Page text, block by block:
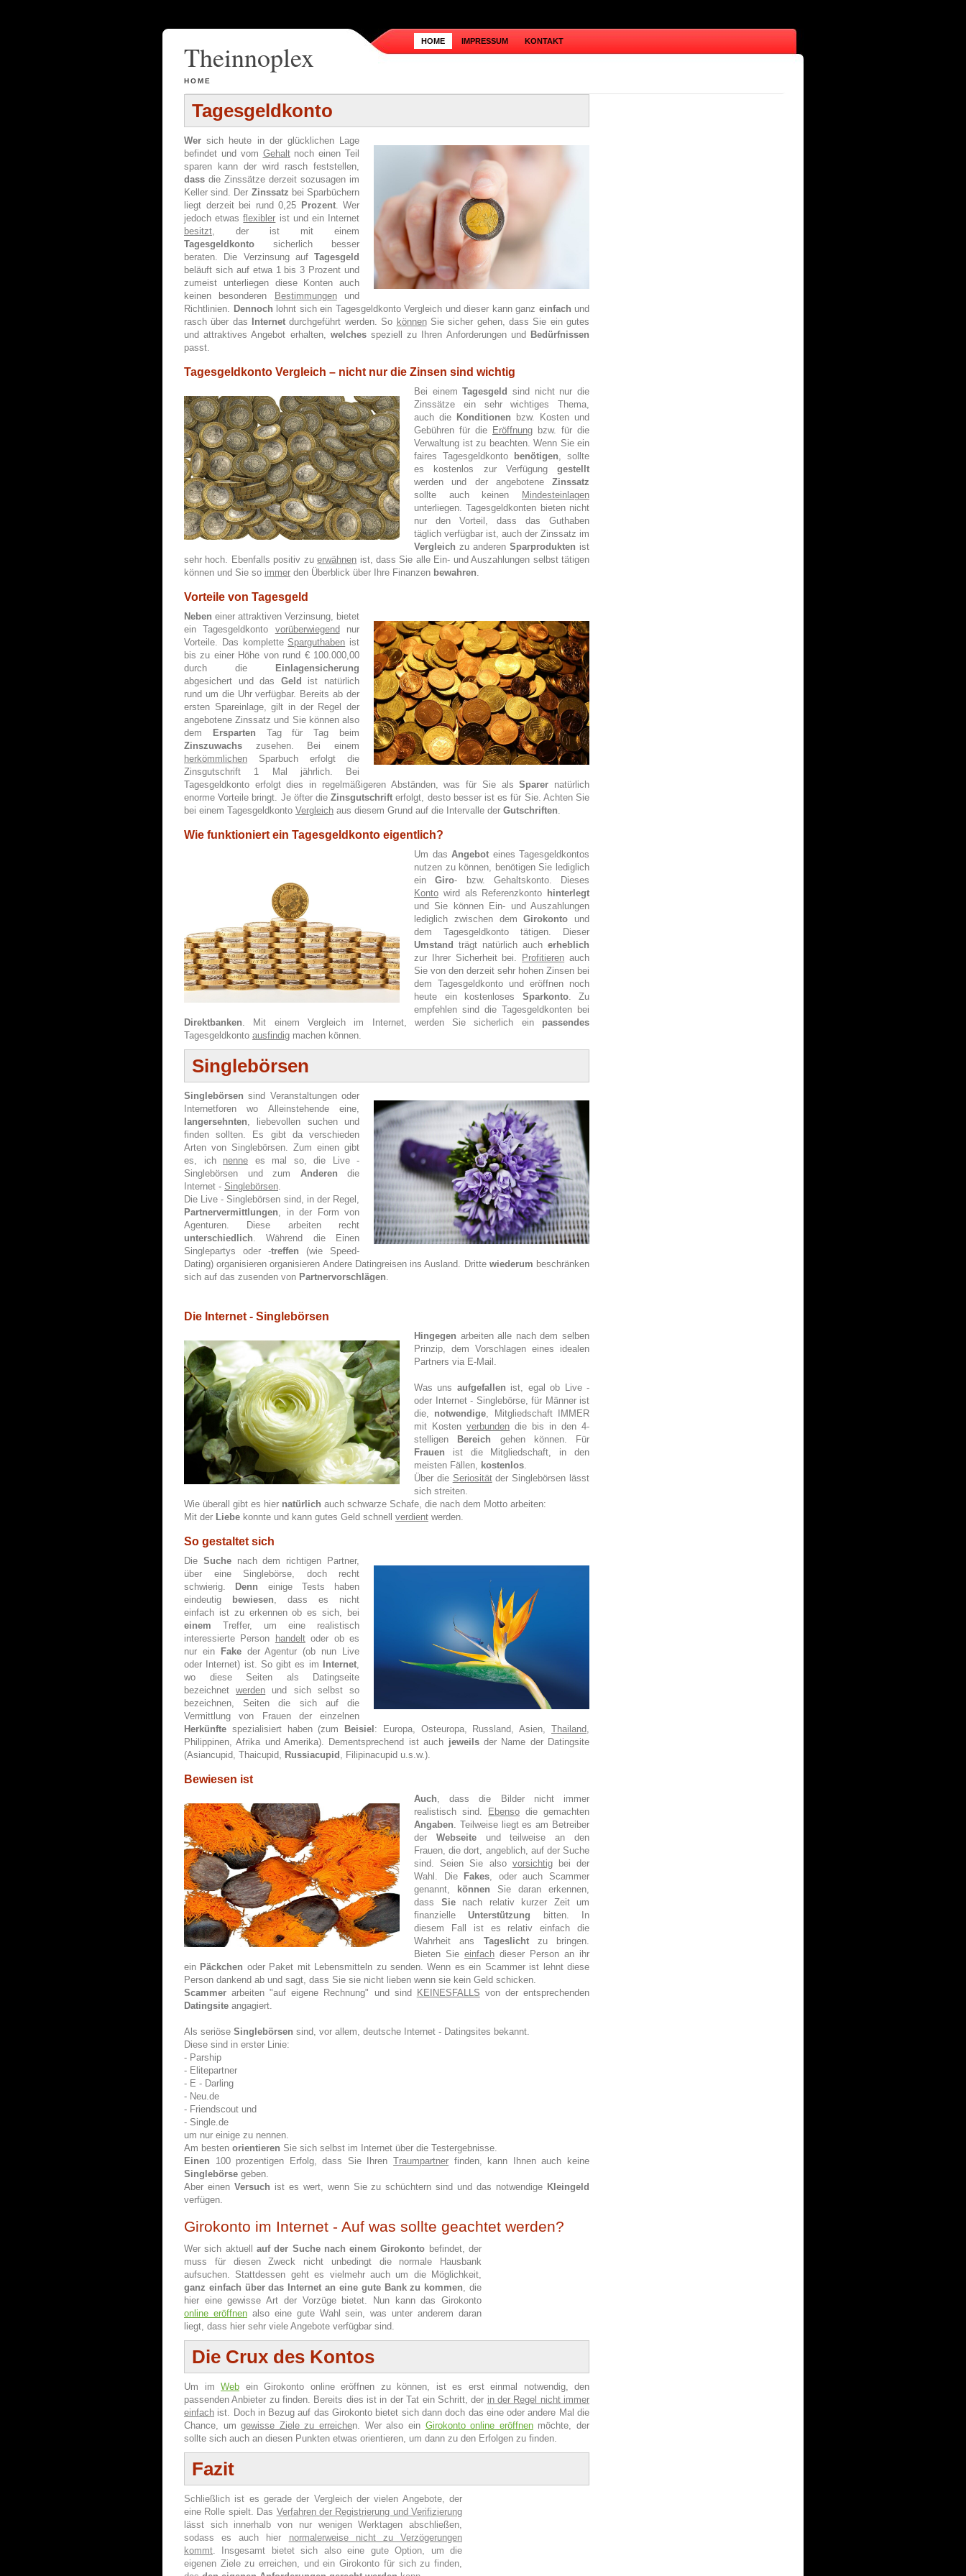
Theinnoplex
HOME
HOME IMPRESSUM KONTAKT
Tagesgeldkonto
Wer sich heute in der glücklichen Lage
befindet und vom Gehaltnoch einen Teil
sparen kann der wird rasch feststellen,
dass die Zinssätze derzeit sozusagen im
Keller sind. Der Zinssatz bei Sparbüchern
liegt derzeit bei rund 0,25 Prozent. Wer
jedoch etwasflexibler ist und ein Internet
besitzt, der ist mit einem
Tagesgeldkonto sicherlich besser
beraten. Die Verzinsung auf Tagesgeld
beläuft sich auf etwa 1 bis 3 Prozent und
zumeist unterliegen diese Konten auch
keinen besonderen
Bestimmungenund
Richtlinien. Dennoch lohnt sich ein Tagesgeldkonto Vergleich und dieser kann ganz einfach und
rasch über das
Internet durchgeführt werden. So könnenSie sicher gehen, dass Sie ein gutes
und attraktives Angebot erhalten, welchesspeziell zu Ihren Anforderungen und Bedürfnissen
passt.
Tagesgeldkonto Vergleich – nicht nur die Zinsen sind wichtig
Bei einemTagesgeld sind nicht nur die
Zinssätze ein sehr wichtiges Thema,
auch die Konditionen bzw. Kosten und
Gebühren für die Eröffnung bzw. für die
Verwaltung ist zu beachten. Wenn Sie ein
faires Tagesgeldkonto
benötigen, sollte
es kostenlos zur Verfügung gestellt
werden und der angebotene Zinssatz
sollte auch keinen
Mindesteinlagen
unterliegen. Tagesgeldkonten bieten nicht
nur den Vorteil, dass das Guthaben
täglich verfügbar ist, auch der Zinssatz im
Vergleich zu anderen Sparprodukten ist
sehr hoch. Ebenfalls positiv zuerwähnen ist, dass Sie alle Ein- und Auszahlungen selbst tätigen
können und Sie so immer den Überblick über Ihre Finanzen bewahren.
Vorteile von Tagesgeld
Neben einer attraktiven Verzinsung, bietet
ein Tagesgeldkonto vorüberwiegend nur
Vorteile. Das komplette Sparguthaben ist
bis zu einer Höhe von rund € 100.000,00
durch die
Einlagensicherung
abgesichert und das Geld
ist natürlich
rund um die Uhr verfügbar. Bereits ab der
ersten Spareinlage, gilt in der Regel der
angebotene Zinssatz und Sie können also
dem
Ersparten Tag für Tag beim
Zinszuwachs zusehen. Bei einem
herkömmlichen Sparbuch erfolgt die
Zinsgutschrift 1 Mal jährlich. Bei
Tagesgeldkonto erfolgt dies in regelmäßigeren Abständen, was für Sie alsSparer natürlich
enorme Vorteile bringt. Je öfter dieZinsgutschrift erfolgt, desto besser ist es für Sie. Achten Sie
bei einem Tagesgeldkonto Vergleich aus diesem Grund auf die Intervalle der Gutschriften.
Wie funktioniert ein Tagesgeldkonto eigentlich?
Um das Angebot eines Tagesgeldkontos
nutzen zu können, benötigen Sie lediglich
einGiro- bzw. Gehaltskonto. Dieses
Konto wird als Referenzkonto hinterlegt
und Sie können Ein- und Auszahlungen
lediglich zwischen demGirokonto und
dem Tagesgeldkonto tätigen. Dieser
Umstand trägt natürlich auch erheblich
zur Ihrer Sicherheit bei.
Profitieren auch
Sie von den derzeit sehr hohen Zinsen bei
dem Tagesgeldkonto und eröffnen noch
heute ein kostenloses Sparkonto. Zu
empfehlen sind die Tagesgeldkonten bei
Direktbanken. Mit einem Vergleich im Internet, werden Sie sicherlich ein passendes
Tagesgeldkonto ausfindig machen können.
Singlebörsen
Singlebörsen sind Veranstaltungenoder
Internetforen wo Alleinstehende eine,
langersehnten, liebevollen suchen und
finden sollten. Es gibt da verschieden
Arten von Singlebörsen. Zum einen gibt
es, ich nenne es mal so, die Live -
Singlebörsen und zum Anderen die
Internet - Singlebörsen.
Die Live - Singlebörsen sind, in der Regel,
Partnervermittlungen, in der Form von
Agenturen. Diese arbeiten recht
unterschiedlich. Während die Einen
Singlepartys oder -treffen (wie Speed-
Dating) organisieren organisieren Andere Datingreisen ins Ausland. Dritte wiederum beschränken
sich auf das zusenden von Partnervorschlägen.
Die Internet - Singlebörsen
Hingegen arbeiten alle nach dem selben
Prinzip, dem Vorschlagen eines idealen
Partners via E-Mail.
Was uns aufgefallen ist, egal ob Live -
oder Internet - Singlebörse, für Männer ist
die, notwendige, Mitgliedschaft IMMER
mit Kosten verbunden die bis in den 4-
stelligen
Bereich gehen können. Für
Frauen ist die Mitgliedschaft, in den
meisten Fällen, kostenlos.
Über die Seriositätder Singlebörsen lässt
sich streiten.
Wie überall gibt es hier natürlich auch schwarze Schafe, die nach dem Motto arbeiten:
Mit der Liebe konnte und kann gutes Geld schnell verdient werden.
So gestaltet sich
Die Suchenach dem richtigen Partner,
über eine Singlebörse, doch recht
schwierig.
Denn einige Tests haben
eindeutig
bewiesen, dass es nicht
einfach ist zu erkennen ob es sich, bei
einem Treffer, um eine realistisch
interessierte Person
handeltoder ob es
nur ein
Fakeder Agentur (ob nun Live
oder Internet) ist. So gibt es im
Internet,
wo diese Seiten als Datingseite
bezeichnetwerden und sich selbst so
bezeichnen, Seiten die sich auf die
Vermittlung von Frauen der einzelnen
Herkünfte spezialisiert haben (zum Beisiel : Europa, Osteuropa, Russland, Asien,Thailand,
Philippinen, Afrika und Amerika). Dementsprechend ist auch jeweilsder Name der Datingsite
(Asiancupid, Thaicupid, Russiacupid , Filipinacupid u.s.w.).
Bewiesen ist
Auch, dass die Bilder nicht immer
realistisch sind.
Ebenso die gemachten
Angaben. Teilweise liegt es am Betreiber
der Webseiteund teilweise an den
Frauen, die dort, angeblich, auf der Suche
sind. Seien Sie also vorsichtigbei der
Wahl. Die
Fakes, oder auch Scammer
genannt,
können Sie daran erkennen,
dass Sienach relativ kurzer Zeit um
finanzielleUnterstützung bitten. In
diesem Fall ist es relativ einfach die
Wahrheit ans Tageslichtzu bringen.
Bieten Sie einfach dieser Person an ihr
ein Päckchen oder Paket mit Lebensmitteln zu senden. Wenn es ein Scammer ist lehnt diese
Person dankend ab und sagt, dass Sie sie nicht lieben wenn sie kein Geld schicken.
Scammer arbeiten "auf eigene Rechnung" und sind KEINESFALLS von der entsprechenden
Datingsite angagiert.
Als seriöse Singlebörsen sind, vor allem, deutsche Internet - Datingsites bekannt.
Diese sind in erster Linie:
- Parship
- Elitepartner
- E - Darling
- Neu.de
- Friendscout und
- Single.de
um nur einige zu nennen.
Am besten orientieren Sie sich selbst im Internet über die Testergebnisse.
Einen 100 prozentigen Erfolg, dass Sie IhrenTraumpartner finden, kann Ihnen auch keine
Singlebörse geben.
Aber einen Versuch ist es wert, wenn Sie zu schüchtern sind und das notwendige Kleingeld
verfügen.
Girokonto im Internet - Auf was sollte geachtet werden?
Wer sich aktuell auf der Suche nach einem Girokonto befindet, der
muss für diesen Zweck nicht unbedingt die normale Hausbank
aufsuchen. Stattdessen geht es vielmehr auch um die Möglichkeit,
ganz einfach über das Internet an eine gute Bank zu kommen, die
hier eine gewisse Art der Vorzüge bietet. Nun kann das Girokonto
online eröffnenalso eine gute Wahl sein, was unter anderem daran
liegt, dass hier sehr viele Angebote verfügbar sind.
Die Crux des Kontos
Um im Web ein Girokonto online eröffnen zu können, ist es erst einmal notwendig, den
passenden Anbieter zu finden. Bereits dies ist in der Tat ein Schritt, der in der Regel nicht immer
einfach ist. Doch in Bezug auf das Girokonto bietet sich dann doch das eine oder andere Mal die
Chance, umgewisse Ziele zu erreichen. Wer also ein Girokonto online eröffnenmöchte, der
sollte sich auch an diesen Punkten etwas orientieren, um dann zu den Erfolgen zu finden.
Fazit
Schließlich ist es gerade der Vergleich der vielen Angebote, der
eine Rolle spielt. Das Verfahren der Registrierung und Verifizierung
lässt sich innerhalb von nur wenigen Werktagen abschließen,
sodass es auch hier normalerweise nicht zu Verzögerungen
kommt. Insgesamt bietet sich also eine gute Option, um die
eigenen Ziele zu erreichen, und ein Girokonto für sich zu finden,